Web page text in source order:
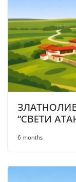
“СВЕТИ
6 months